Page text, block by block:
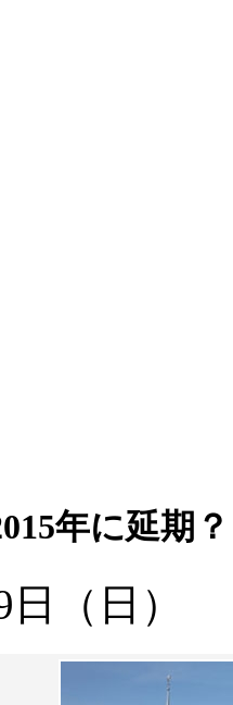
年に延期？
（日）